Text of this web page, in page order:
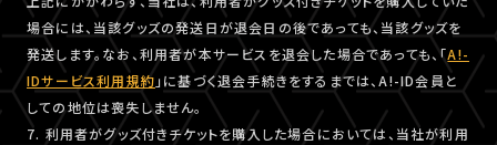
場合には、当該グッズの発送日が退会日の後であっても、当該グッズを
発送します。なお、利用者が本サービスを退会した場合であっても、「A!-
IDサービス利用規約 」に基づく退会手続きをするまでは、A!-ID会員と
しての地位は喪失しません。
7. 利用者がグッズ付きチケットを購入した場合においては、当社が利用